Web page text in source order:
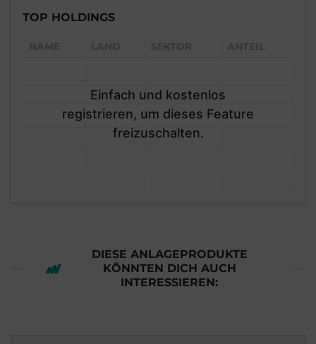
TOP HOLDINGS
Einfach und kostenlos
registrieren, um dieses Feature
freizuschalten.
DIESE ANLAGEPRODUKTE
KÖNNTEN DICH AUCH
INTERESSIEREN: